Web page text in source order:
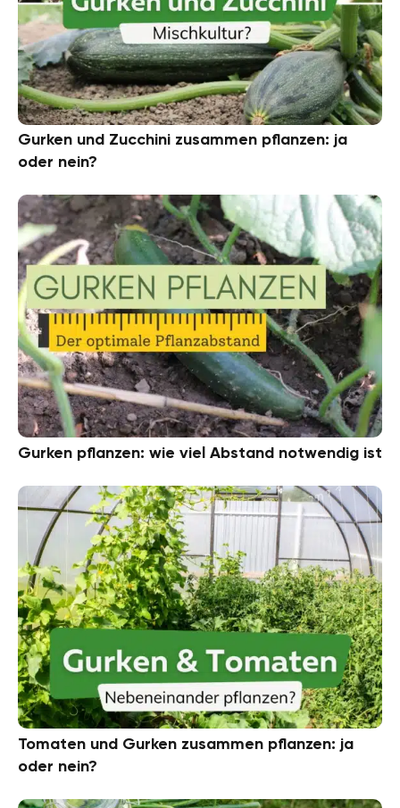
Gurken und Zucchini zusammen pflanzen: ja
oder nein?
Gurken pflanzen: wie viel Abstand notwendig ist
Tomaten und Gurken zusammen pflanzen: ja
oder nein?